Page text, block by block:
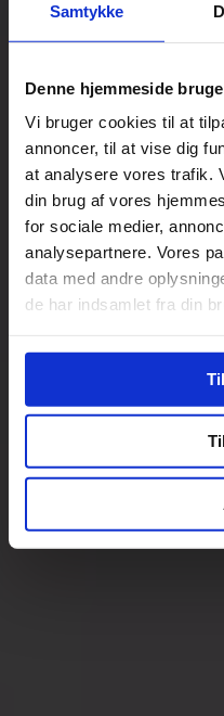
Samtykke
Denne hjemmeside
Vi bruger cookies til at
annoncer, til at vise dig
at analysere vores trafik.
din brug af vores
for sociale medier,
analysepartnere. Vores
data med andre
de har indsamlet fra din